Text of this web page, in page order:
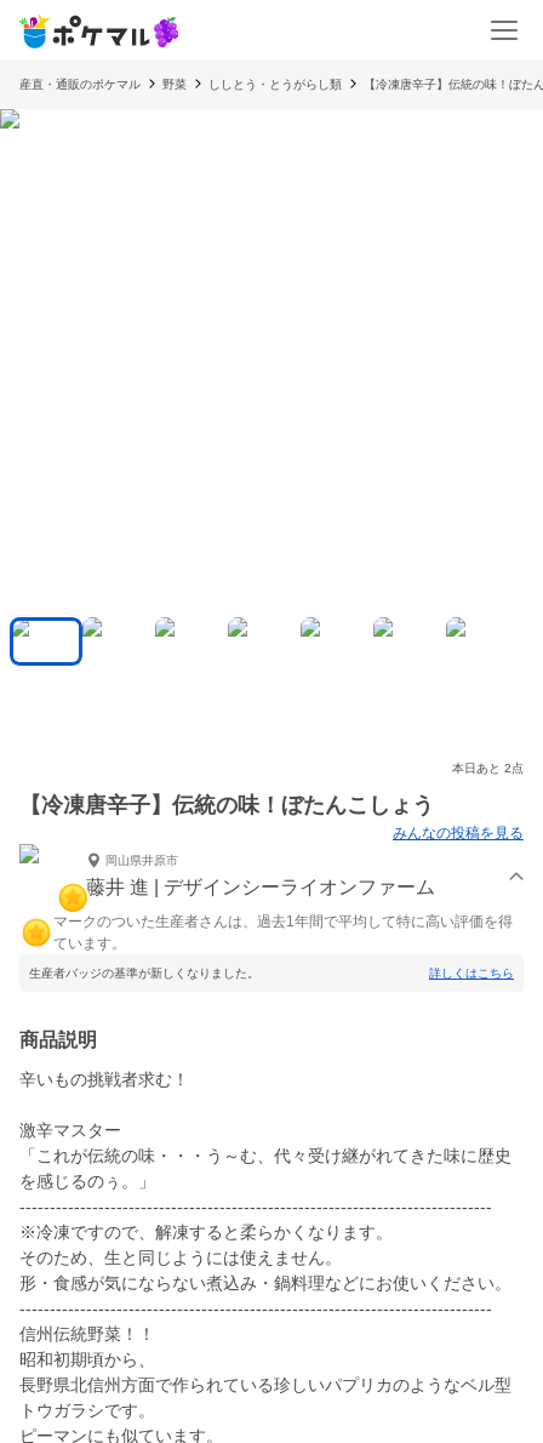
産直・通販のポケマル 野菜 ししとう・とうがらし類 【冷凍唐辛子】伝統の味！ぼた
本日あと 2点
【冷凍唐辛子】伝統の味！ぼたんこしょう
みんなの投稿を見る
岡山県井原市
藤井 進 | デザインシーライオンファーム
マークのついた生産者さんは、過去1年間で平均して特に高い評価を得
ています。
生産者バッジの基準が新しくなりました。 詳しくはこちら
商品説明
辛いもの挑戦者求む！
激辛マスター
「これが伝統の味・・・う～む、代々受け継がれてきた味に歴史
を感じるのぅ。」
------------------------------------------------------------------------------
※冷凍ですので、解凍すると柔らかくなります。
そのため、生と同じようには使えません。
形・食感が気にならない煮込み・鍋料理などにお使いください。
------------------------------------------------------------------------------
信州伝統野菜！！
昭和初期頃から、
長野県北信州方面で作られている珍しいパプリカのようなベル型
トウガラシです。
ピーマンにも似ています。